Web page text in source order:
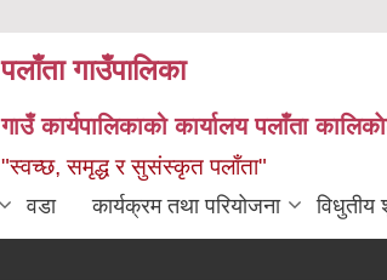
पलाँता गाउँपालिका
गाउँ कार्यपालिकाको कार्यालयपलाँता
"स्वच्छ, समृद्ध र सुसंस्कृत पलाँता"
वडा कार्यक्रम तथा परियोजना विधुतीय